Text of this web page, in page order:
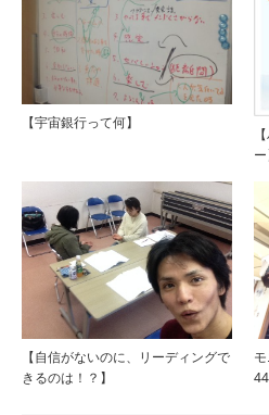
【宇宙銀行って何】
ー
【自信がないのに、リーディングで
きるのは！？】